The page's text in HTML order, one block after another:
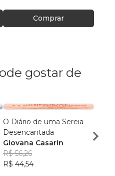
Comprar
gostar de
O Diário de uma Sereia
Desencantada
Giovana Casarin
R$ 56,26
R$ 44,54
R$